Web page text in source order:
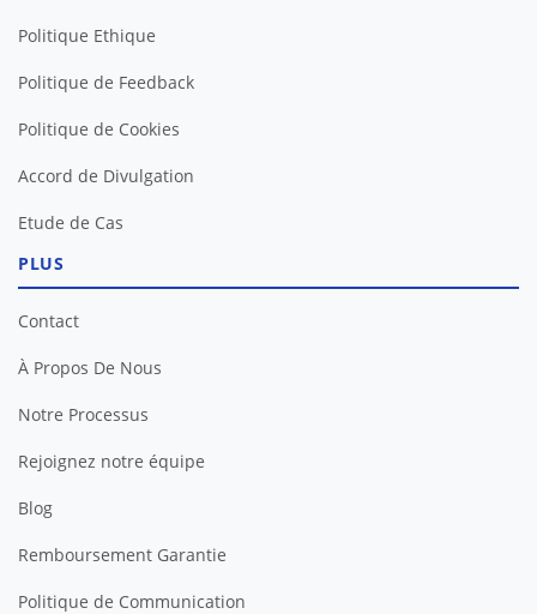
Politique Ethique
Politique de Feedback
Politique de Cookies
Accord de Divulgation
Etude de Cas
PLUS
Contact
À Propos De Nous
Notre Processus
Rejoignez notre équipe
Blog
Remboursement Garantie
Politique de Communication